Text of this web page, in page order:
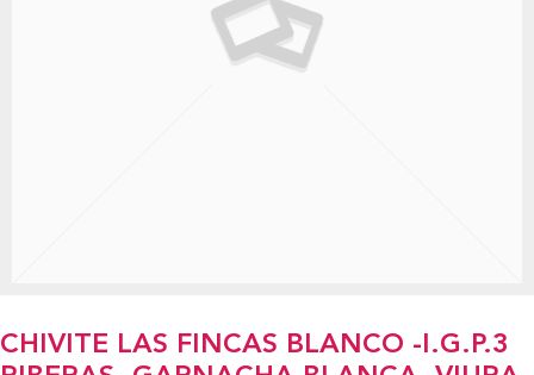
CHIVITE LAS FINCAS BLANCO -I.G.P.3